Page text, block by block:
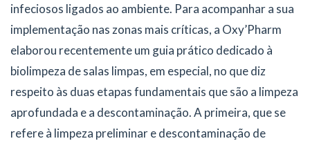
infeciosos ligados ao ambiente. Para acompanhar a sua
implementação nas zonas mais críticas, a Oxy’Pharm
elaborou recentemente um guia prático dedicado à
biolimpeza de salas limpas, em especial, no que diz
respeito às duas etapas fundamentais que são a limpeza
aprofundada e a descontaminação. A primeira, que se
refere à limpeza preliminar e descontaminação de